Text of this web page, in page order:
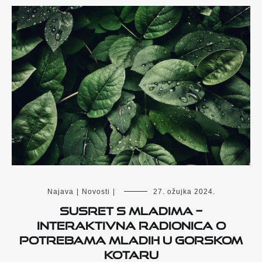
Najava Novosti 27. ožujka 2024.
Susret s mladima –
interaktivna radionica o
potrebama mladih u Gorskom
kotaru